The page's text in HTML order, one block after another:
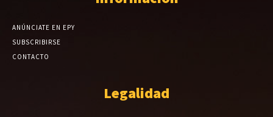
ANÚNCIATE EN EPY
SUBSCRIBIRSE
CONTACTO
Legalidad